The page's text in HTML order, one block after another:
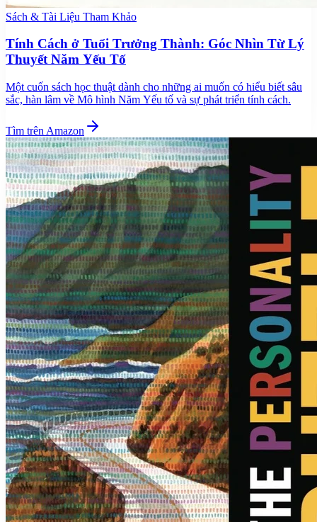
Sách & Tài Liệu Tham Khảo
Tính Cách ở Tuổi Trưởng Thành: Góc Nhìn Từ Lý
Thuyết Năm Yếu Tố
Một cuốn sách học thuật dành cho những ai muốn có hiểu biết sâu
sắc, hàn lâm về Mô hình Năm Yếu tố và sự phát triển tính cách.
Tìm trên Amazon